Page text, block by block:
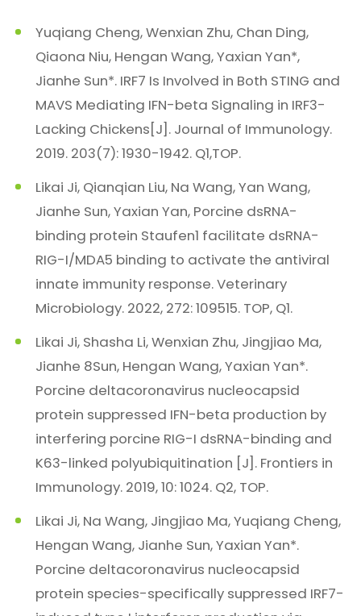
Yuqiang Cheng, Wenxian Zhu, Chan Ding,
Qiaona Niu, Hengan Wang, Yaxian Yan*,
Jianhe Sun*. IRF7 Is Involved in Both STING and
MAVS Mediating IFN-beta Signaling in IRF3-
Lacking Chickens[J]. Journal of Immunology.
2019. 203(7): 1930-1942. Q1,TOP.
Likai Ji, Qianqian Liu, Na Wang, Yan Wang,
Jianhe Sun, Yaxian Yan, Porcine dsRNA-
binding protein Staufen1 facilitate dsRNA-
RIG-I/MDA5 binding to activate the antiviral
innate immunity response. Veterinary
Microbiology. 2022, 272: 109515. TOP, Q1.
Likai Ji, Shasha Li, Wenxian Zhu, Jingjiao Ma,
Jianhe 8Sun, Hengan Wang, Yaxian Yan*.
Porcine deltacoronavirus nucleocapsid
protein suppressed IFN-beta production by
interfering porcine RIG-I dsRNA-binding and
K63-linked polyubiquitination [J]. Frontiers in
Immunology. 2019, 10: 1024. Q2, TOP.
Likai Ji, Na Wang, Jingjiao Ma, Yuqiang Cheng,
Hengan Wang, Jianhe Sun, Yaxian Yan*.
Porcine deltacoronavirus nucleocapsid
protein species-specifically suppressed IRF7-